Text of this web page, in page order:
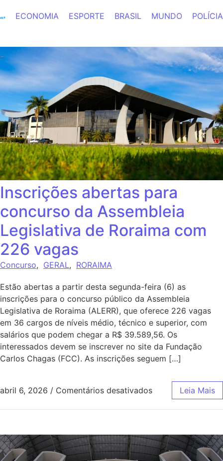
ECONOMIA ESPORTE BRASIL MUNDO POLÍCIA
Inscrições abertas para
concurso da Assembleia
Legislativa de Roraima com
226 vagas
Concurso, GERAL, RORAIMA
Estão abertas a partir desta segunda-feira (6) as
inscrições para o concurso público da Assembleia
Legislativa de Roraima (ALERR), que oferece 226 vagas
em 36 cargos de níveis médio, técnico e superior, com
salários que podem chegar a R$ 39.589,56. Os
interessados devem se inscrever no site da Fundação
Carlos Chagas (FCC). As inscrições seguem […]
abril 6, 2026 / Comentários desativados Leia Mais